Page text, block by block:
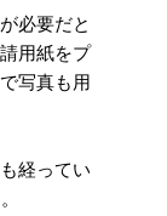
必要だと
用紙をプ
写真も用
経ってい